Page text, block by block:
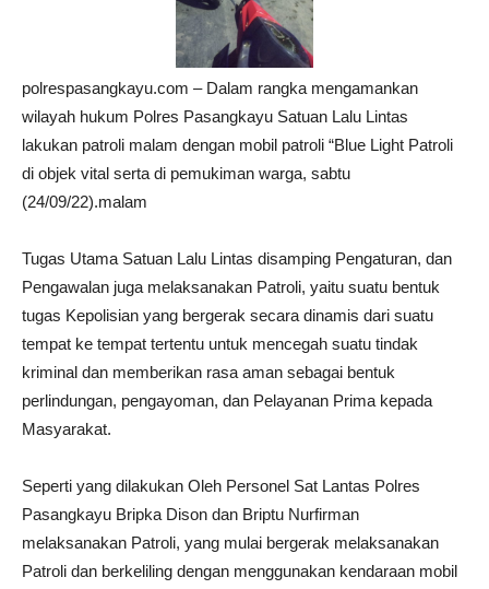
polrespasangkayu.com – Dalam rangka mengamankan
wilayah hukum Polres Pasangkayu Satuan Lalu Lintas
lakukan patroli malam dengan mobil patroli “Blue Light Patroli
di objek vital serta di pemukiman warga, sabtu
(24/09/22).malam
Tugas Utama Satuan Lalu Lintas disamping Pengaturan, dan
Pengawalan juga melaksanakan Patroli, yaitu suatu bentuk
tugas Kepolisian yang bergerak secara dinamis dari suatu
tempat ke tempat tertentu untuk mencegah suatu tindak
kriminal dan memberikan rasa aman sebagai bentuk
perlindungan, pengayoman, dan Pelayanan Prima kepada
Masyarakat.
Seperti yang dilakukan Oleh Personel Sat Lantas Polres
Pasangkayu Bripka Dison dan Briptu Nurfirman
melaksanakan Patroli, yang mulai bergerak melaksanakan
Patroli dan berkeliling dengan menggunakan kendaraan mobil